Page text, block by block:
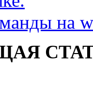
на